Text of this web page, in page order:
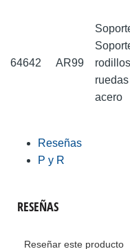
64642 AR99
acero
Reseñas
P y R